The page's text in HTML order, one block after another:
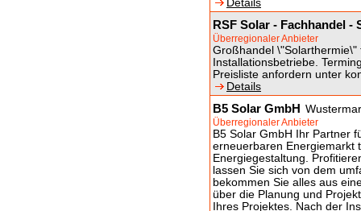
Details
RSF Solar - Fachhandel -
Überregionaler Anbieter
Großhandel
Installationsbetriebe.
Preisliste anfordern unter
Details
B5 Solar GmbH
Überregionaler Anbieter
B5 Solar GmbH Ihr Partner
erneuerbaren Energiemarkt
Energiegestaltung.
lassen Sie sich von dem
bekommen Sie alles aus
über die Planung und
Ihres Projektes. Nach der